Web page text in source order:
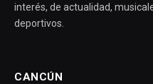
interés, de actualidad,
deportivos.
CANCÚN